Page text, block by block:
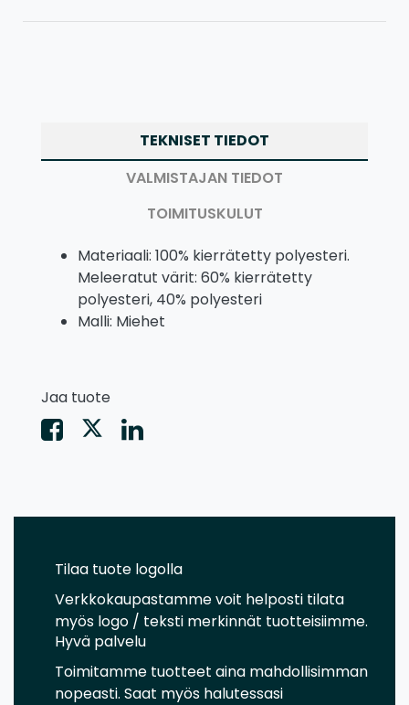
TEKNISET TIEDOT
VALMISTAJAN TIEDOT
TOIMITUSKULUT
Materiaali: 100% kierrätetty polyesteri.
Meleeratut värit: 60% kierrätetty
polyesteri, 40% polyesteri
Malli: Miehet
Jaa tuote
Tilaa tuote logolla
Verkkokaupastamme voit helposti tilata
myös logo / teksti merkinnät tuotteisiimme.
Hyvä palvelu
Toimitamme tuotteet aina mahdollisimman
nopeasti. Saat myös halutessasi